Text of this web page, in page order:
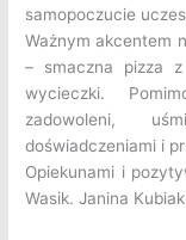
samopoczucie
Ważnym akcentem
– smaczna pizza z
wycieczki.
zadowoleni,
doświadczeniami i
Opiekunami i
Wasik. Janina